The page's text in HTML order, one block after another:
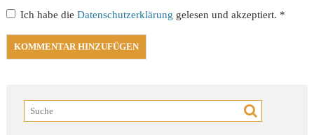
Ich habe dieDatenschutzerklärung gelesen und akzeptiert. *